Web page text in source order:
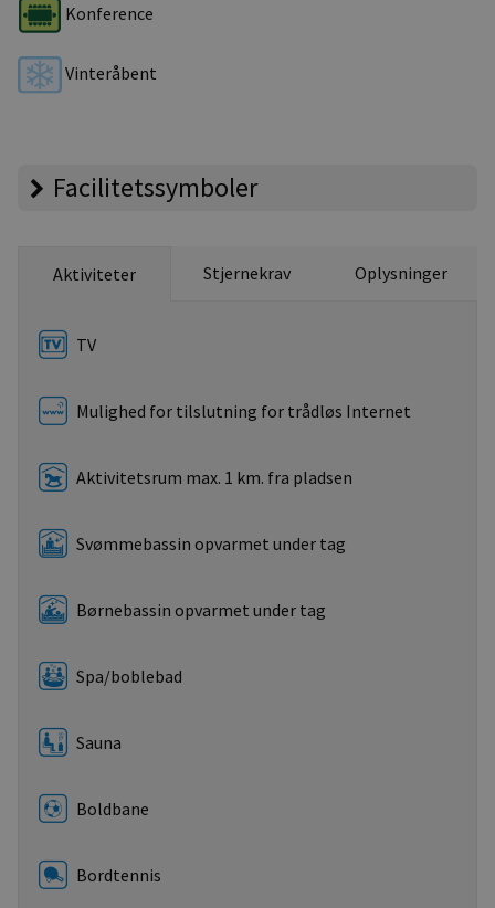
Konference
Vinteråbent
Facilitetssymboler
Aktiviteter Stjernekrav Oplysninger
TV
Mulighed for tilslutning for trådløs Internet
Aktivitetsrum max. 1 km. fra pladsen
Svømmebassin opvarmet under tag
Børnebassin opvarmet under tag
Spa/boblebad
Sauna
Boldbane
Bordtennis